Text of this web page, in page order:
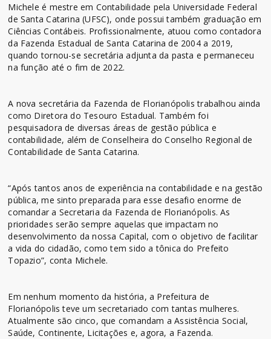
Michele é mestre em Contabilidade pela Universidade Federal
de Santa Catarina (UFSC), onde possui também graduação em
Ciências Contábeis. Profissionalmente, atuou como contadora
da Fazenda Estadual de Santa Catarina de 2004 a 2019,
quando tornou-se secretária adjunta da pasta e permaneceu
na função até o fim de 2022.
A nova secretária da Fazenda de Florianópolis trabalhou ainda
como Diretora do Tesouro Estadual. Também foi
pesquisadora de diversas áreas de gestão pública e
contabilidade, além de Conselheira do Conselho Regional de
Contabilidade de Santa Catarina.
“Após tantos anos de experiência na contabilidade e na gestão
pública, me sinto preparada para esse desafio enorme de
comandar a Secretaria da Fazenda de Florianópolis. As
prioridades serão sempre aquelas que impactam no
desenvolvimento da nossa Capital, com o objetivo de facilitar
a vida do cidadão, como tem sido a tônica do Prefeito
Topazio”, conta Michele.
Em nenhum momento da história, a Prefeitura de
Florianópolis teve um secretariado com tantas mulheres.
Atualmente são cinco, que comandam a Assistência Social,
Saúde, Continente, Licitações e, agora, a Fazenda.